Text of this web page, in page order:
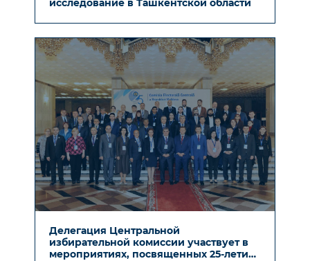
исследование в Ташкентской области
Делегация Центральной
избирательной комиссии участвует в
мероприятиях, посвященных 25-летию